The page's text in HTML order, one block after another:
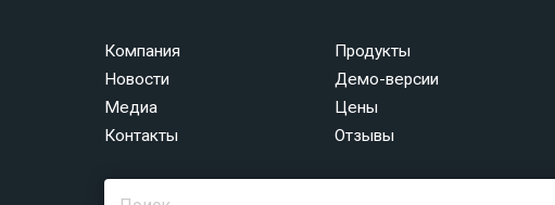
Компания
Новости
Медиа
Контакты
Продукты
Демо-версии
Цены
Отзывы